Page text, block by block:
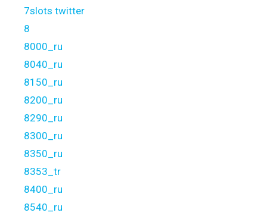
7slots twitter
8
8000_ru
8040_ru
8150_ru
8200_ru
8290_ru
8300_ru
8350_ru
8353_tr
8400_ru
8540_ru